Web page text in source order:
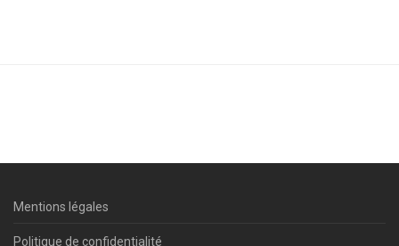
Mentions légales
Politique de confidentialité